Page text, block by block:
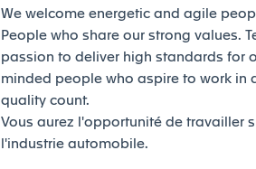
We welcome energetic and agile
People who share our strong values.
passion to deliver high standards for
minded people who aspire to work in
quality count.
Vous aurez l'opportunité de travailler
l'industrie automobile.